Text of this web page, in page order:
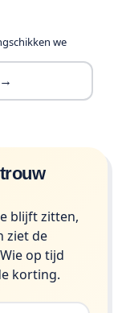
we
blijft zitten,
ziet de
op tijd
korting.